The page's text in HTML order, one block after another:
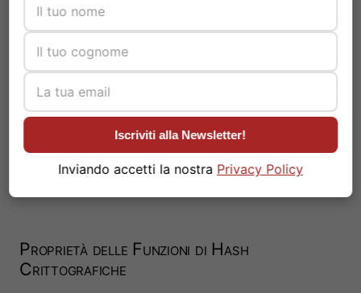
Funzioni di Hash Crittografiche
Oltre alla cifratura, lacrittografiainclude anche l’uso
di funzioni di hash crittografiche. Una funzione di
hash crittografica è una funzione matematica che
prende un input di qualsiasi dimensione (un
messaggio, un file, ecc.) e produce un output di
dimensione fissa, chiamato hash o impronta digitale.
Proprietà delle Funzioni di Hash
Crittografiche
Iscriviti alla Newsletter!
Inviando accetti la nostra Privacy Policy